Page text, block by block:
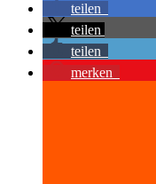
teilen
teilen
teilen
merken